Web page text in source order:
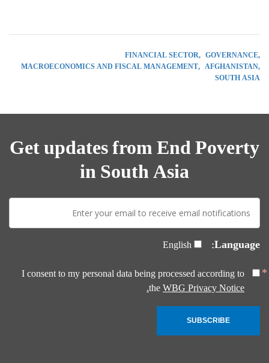
FINANCIAL SECTOR GOVERNANCE
MACROECONOMICS AND FISCAL MANAGEMENT AFGHANISTAN
SOUTH ASIA
Get updates from End Poverty
in South Asia
E-
mail:
Language:
English
I consent to my personal data being processed according to
theWBG Privacy Notice.
SUBSCRIBE